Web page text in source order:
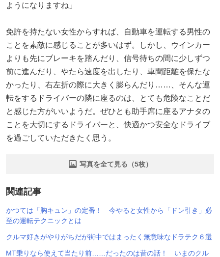
ようになりますね」
免許を持たない女性からすれば、自動車を運転する男性の
ことを素敵に感じることが多いはず。しかし、ウインカー
よりも先にブレーキを踏んだり、信号待ちの間に少しずつ
前に進んだり、やたら速度を出したり、車間距離を保たな
かったり、右左折の際に大きく膨らんだり……、そんな運
転をするドライバーの隣に座るのは、とても危険なことだ
と感じた方がいいようだ。ぜひとも助手席に座るアナタの
ことを大切にするドライバーと、快適かつ安全なドライブ
を過ごしていただきたく思う。
写真を全て見る（5枚）
関連記事
かつては「胸キュン」の定番！ 今やると女性から「ドン引き」必
至の運転テクニックとは
クルマ好きがやりがちだが街中ではまったく無意味なドラテク６選
MT乗りなら使えて当たり前……だったのは昔の話！ いまのクル